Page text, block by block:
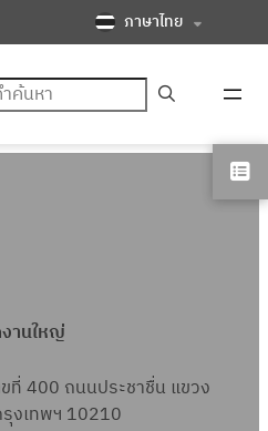
ภาษาไทย
านใหญ่
ที่ 400 ถนนประชาชื่น แขวง
งเทพฯ 10210